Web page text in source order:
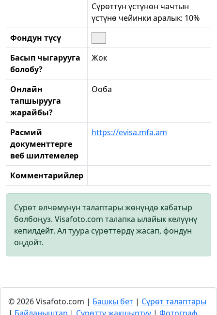
Сүрөттүн үстүнөн чачтын
үстүнө чейинки аралык: 10%
Фондун түсү
Басып чыгарууга
болобу?
Жок
Онлайн
тапшырууга
жарайбы?
Ооба
Расмий
документтерге
веб шилтемелер
https://evisa.mfa.am
Комментарийлер
Сүрөт өлчөмүнүн талаптары жөнүндө кабатыр
болбоңуз. Visafoto.com талапка ылайык келүүнү
кепилдейт. Ал туура сүрөттөрдү жасап, фондун
оңдойт.
© 2026 Visafoto.com | Башкы бет | Сүрөт талаптары